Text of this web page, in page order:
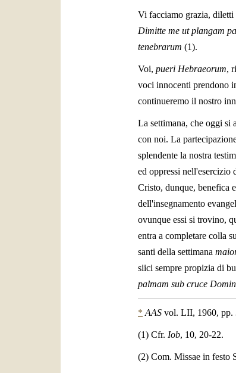
Vi facciamo grazia,
Dimitte me ut plangam
tenebrarum (1).
Voi, pueri Hebraeorum,
voci innocenti prendono
continueremo il nostro
La settimana, che oggi si
con noi. La
splendente la nostra
ed oppressi nell'esercizio
Cristo, dunque, benefica
dell'insegnamento
ovunque essi si trovino,
entra a completare colla
santi della settimana
siici sempre propizia di
palmam sub cruce
* AAS vol. LII, 1960, pp.
(1) Cfr. Iob, 10, 20-22.
(2) Com. Missae in festo